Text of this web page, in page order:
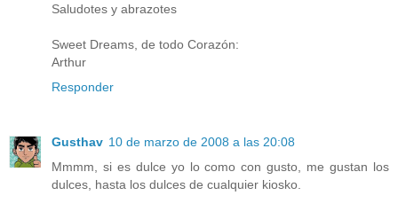
Saludotes y abrazotes
Sweet Dreams, de todo Corazón:
Arthur
Responder
Gusthav 10 de marzo de 2008 a las 20:08
Mmmm, si es dulce yo lo como con gusto, me gustan los
dulces, hasta los dulces de cualquier kiosko.